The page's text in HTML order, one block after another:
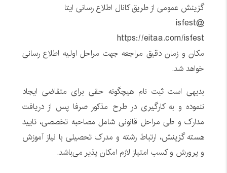
گزینش عمومی از طریق کانال اطلاع رسانی ایتا
@isfest
https://eitaa.com/isfest
مکان و زمان دقیق مراجعه جهت مراحل اولیه اطلاع رسانی
خواهد شد.
بدیهی است ثبت نام هیچگونه حقی برای متقاضی ایجاد
ننموده و به کارگیری در طرح مذکور صرفا پس از دریافت
مدارک و طی مراحل قانونی شامل مصاحبه تخصصی، تایید
هسته گزینش، ارتباط رشته و مدرک تحصیلی با نیاز آموزش
و پرورش و کسب امتیاز لازم امکان پذیر می‌باشد.